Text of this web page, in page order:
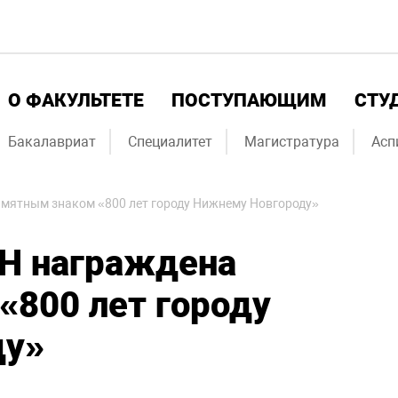
О ФАКУЛЬТЕТЕ ПОСТУПАЮЩИМ
Бакалавриат Специалитет Магистратура
знаком «800 лет городу Нижнему Новгороду»
награждена
лет городу